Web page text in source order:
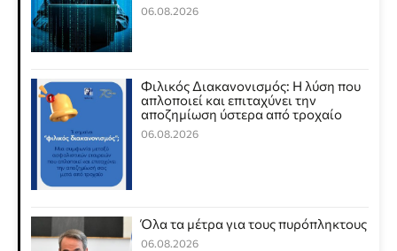
06.08.2026
Φιλικός Διακανονισμός: Η λύση που
απλοποιεί και επιταχύνει την
αποζημίωση ύστερα από τροχαίο
06.08.2026
Όλα τα μέτρα για τους πυρόπληκτους
06.08.2026